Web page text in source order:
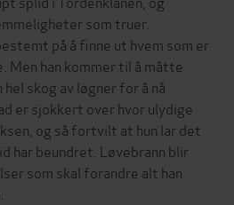
som truer.
på å finne ut hvem som er
Men han kommer til å måtte
skog av løgner for å nå
er sjokkert over hvor ulydige
og så fortvilt at hun lar det
har beundret. Løvebrann blir
som skal forandre alt han